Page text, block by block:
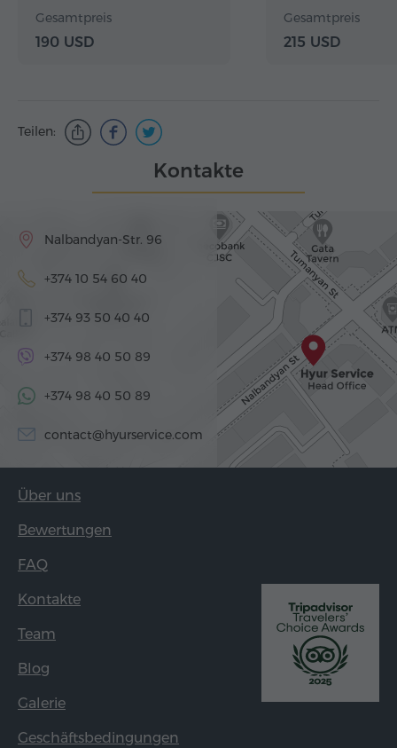
Gesamtpreis
190 USD
Wasserfall
Gesamtpreis
215 USD
Teilen:
Kontakte
Nalbandyan-Str. 96
+374 10 54 60 40
+374 93 50 40 40
+374 98 40 50 89
+374 98 40 50 89
contact@hyurservice.com
Über uns
Bewertungen
FAQ
Kontakte
Team
Blog
Galerie
Geschäftsbedingungen